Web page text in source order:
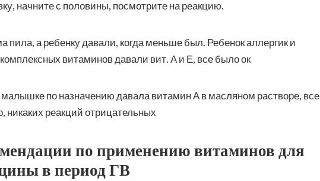
начните с половины, посмотрите на реакцию.
пила, а ребенку давали, когда меньше был. Ребенок аллергик и
витаминов давали вит. А и Е, все было ок
малышке по назначению давала витамин А в масляном растворе, все
никаких реакций отрицательных
по применению витаминов для
в период ГВ